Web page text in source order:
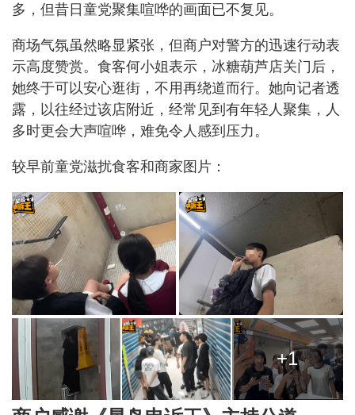
多，但昔日童党聚集喧哗的画面已不复见。
商场气氛虽然略显紧张，但商户对警方的迅速行动表
示高度赞赏。食客何小姐表示，冰糖葫芦店关门后，
她终于可以安心逛街，不用再绕道而行。她向记者透
露，以往经过该店附近，经常见到有年轻人聚集，人
多时更会大声喧哗，难免令人感到压力。
较早前童党滋扰食客和商家图片：
+1